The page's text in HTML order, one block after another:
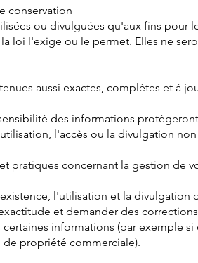
conservation
ou divulguées qu'aux fins pour
loi l'exige ou le permet. Elles ne
aussi exactes, complètes et à
des informations
l'accès ou la divulgation non
pratiques concernant la gestion de
l'utilisation et la divulgation
et demander des
informations (par exemple
propriété commerciale).